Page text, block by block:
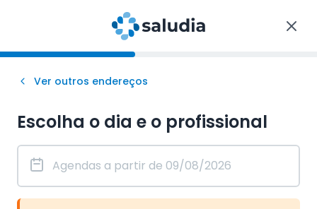
Ver outros endereços
Escolha o dia e o profissional